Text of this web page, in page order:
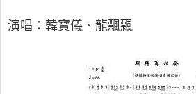
演唱：韓寶儀、龍飄飄